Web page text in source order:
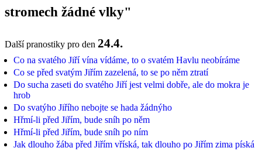
stromech žádné vlky"
Další pranostiky pro den 24.4.
Co na svatého Jiří vína vídáme, to o svatém Havlu neobíráme
Co se před svatým Jiřím zazelená, to se po něm ztratí
Do sucha zaseti do svatého Jiří jest velmi dobře, ale do mokra je
hrob
Do svatýho Jiřího nebojte se hada žádnýho
Hřmí-li před Jiřím, bude sníh po něm
Hřmí-li před Jiřím, bude sníh po ním
Jak dlouho žába před Jiřím vříská, tak dlouho po Jiřím zima píská